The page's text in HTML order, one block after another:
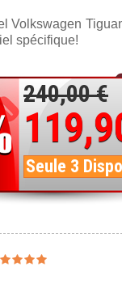
Volkswagen
spécifique!
240,00 €
Seule 3